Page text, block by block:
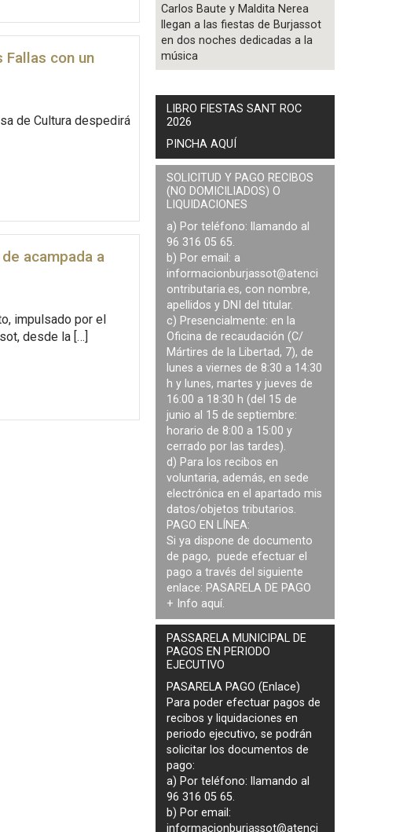
con un
de Cultura despedirá
acampada a
impulsado por el
desde la […]
Carlos Baute y Maldita Nerea
llegan a las fiestas de Burjassot
en dos noches dedicadas a la
música
LIBRO FIESTAS SANT ROC
2026
PINCHA AQUÍ
SOLICITUD Y PAGO RECIBOS
(NO DOMICILIADOS) O
LIQUIDACIONES
a) Por teléfono: llamando al
96 316 05 65.
b) Por email: a
informacionburjassot@atenci
ontributaria.es, con nombre,
apellidos y DNI del titular.
c) Presencialmente: en la
Oficina de recaudación (C/
Mártires de la Libertad, 7), de
lunes a viernes de 8:30 a 14:30
h y lunes, martes y jueves de
16:00 a 18:30 h (del 15 de
junio al 15 de septiembre:
horario de 8:00 a 15:00 y
cerrado por las tardes).
d) Para los recibos en
voluntaria, además, en sede
electrónica en el apartado mis
datos/objetos tributarios.
PAGO EN LÍNEA:
Si ya dispone de documento
de pago, puede efectuar el
pago a través del siguiente
enlace: PASARELA DE PAGO
+ Info aquí.
PASSARELA MUNICIPAL DE
PAGOS EN PERIODO
EJECUTIVO
PASARELA PAGO (Enlace)
Para poder efectuar pagos de
recibos y liquidaciones en
periodo ejecutivo, se podrán
solicitar los documentos de
pago:
a) Por teléfono: llamando al
96 316 05 65.
b) Por email:
informacionburjassot@atenci